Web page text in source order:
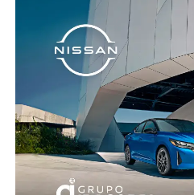
definió con categoría dentro
marcador.
El dominio mexicano se
nuevamente. Al 31’, una
permitió a Quiñones
quien sacó un potente disparo
0.
Antes del descanso, el